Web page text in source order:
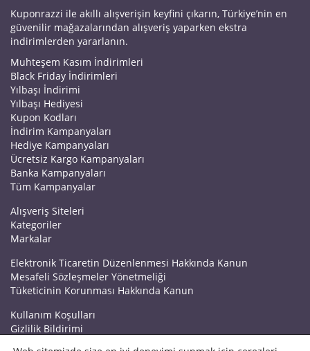
Kuponrazzi ile akıllı alışverişin keyfini çıkarın, Türkiye’nin en
güvenilir mağazalarından alışveriş yaparken ekstra
indirimlerden yararlanın.
Muhteşem Kasım İndirimleri
Black Friday İndirimleri
Yılbaşı İndirimi
Yılbaşı Hediyesi
Kupon Kodları
İndirim Kampanyaları
Hediye Kampanyaları
Ücretsiz Kargo Kampanyaları
Banka Kampanyaları
Tüm Kampanyalar
Alışveriş Siteleri
Kategoriler
Markalar
Elektronik Ticaretin Düzenlenmesi Hakkında Kanun
Mesafeli Sözleşmeler Yönetmeliği
Tüketicinin Korunması Hakkında Kanun
Kullanım Koşulları
Gizlilik Bildirimi